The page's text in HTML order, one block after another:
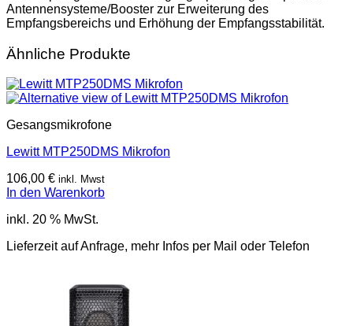
Antennensysteme/Booster zur Erweiterung des
Empfangsbereichs und Erhöhung der Empfangsstabilität.
Ähnliche Produkte
Gesangsmikrofone
Lewitt MTP250DMS Mikrofon
106,00 € inkl. Mwst
In den Warenkorb
inkl. 20 % MwSt.
Lieferzeit auf Anfrage, mehr Infos per Mail oder Telefon